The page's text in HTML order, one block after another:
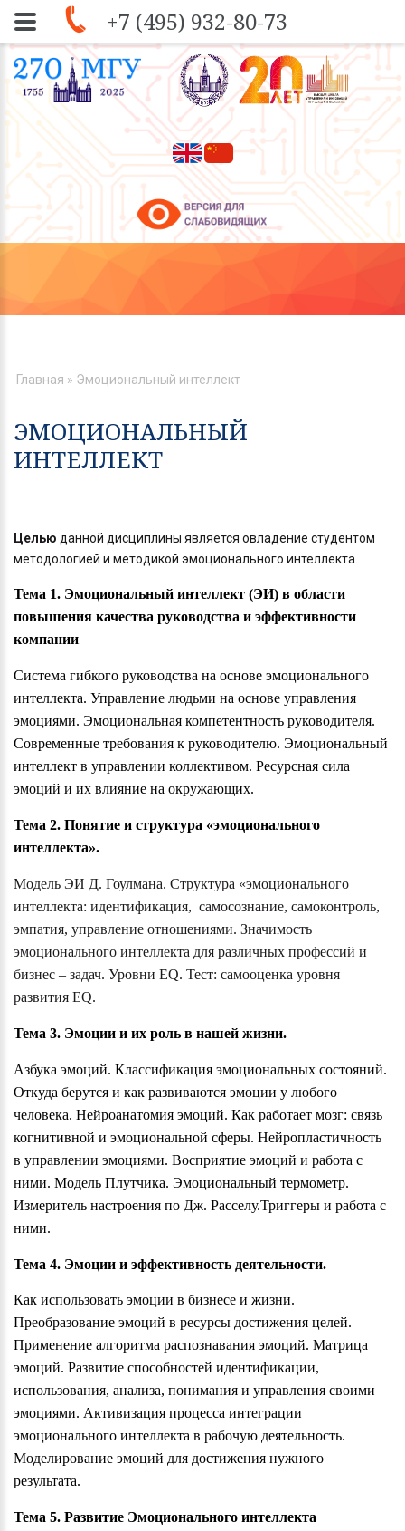
Skip to navigation
Перейти к основному содержанию
ВЫ ЗДЕСЬ
Главная » Эмоциональный интеллект
ЭМОЦИОНАЛЬНЫЙ
ИНТЕЛЛЕКТ
Целью данной дисциплины является овладение студентом
методологией и методикой эмоционального интеллекта.
Тема 1. Эмоциональный интеллект (ЭИ) в области
повышения качества руководства и эффективности
компании
Система гибкого руководства на основе эмоционального
интеллекта. Управление людьми на основе управления
эмоциями. Эмоциональная компетентность руководителя.
Современные требования к руководителю. Эмоциональный
интеллект в управлении коллективом. Ресурсная сила
эмоций и их влияние на окружающих.
Тема 2. Понятие и структура «эмоционального
интеллекта».
Модель ЭИ Д. Гоулмана. Структура «эмоционального
интеллекта: идентификация, самосознание, самоконтроль,
эмпатия, управление отношениями. Значимость
эмоционального интеллекта для различных профессий и
бизнес – задач. Уровни EQ. Тест: самооценка уровня
развития EQ.
Тема 3. Эмоции и их роль в нашей жизни.
Азбука эмоций. Классификация эмоциональных состояний.
Откуда берутся и как развиваются эмоции у любого
человека. Нейроанатомия эмоций. Как работает мозг: связь
когнитивной и эмоциональной сферы. Нейропластичность
в управлении эмоциями. Восприятие эмоций и работа с
ними. Модель Плутчика. Эмоциональный термометр.
Измеритель настроения по Дж. Расселу.Триггеры и работа с
ними.
Тема 4. Эмоции и эффективность деятельности.
Как использовать эмоции в бизнесе и жизни.
Преобразование эмоций в ресурсы достижения целей.
Применение алгоритма распознавания эмоций. Матрица
эмоций. Развитие способностей идентификации,
использования, анализа, понимания и управления своими
эмоциями. Активизация процесса интеграции
эмоционального интеллекта в рабочую деятельность.
Моделирование эмоций для достижения нужного
результата.
Тема 5. Развитие Эмоционального интеллекта
+7 (495) 932-80-73